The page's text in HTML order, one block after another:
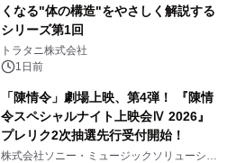
くなる"体の構造"をやさしく解説する
シリーズ第1回
トラタニ株式会社
1日前
「陳情令」劇場上映、第4弾！ 『陳情
令スペシャルナイト上映会Ⅳ 2026』
プレリク2次抽選先行受付開始！
株式会社ソニー・ミュージックソリューショ